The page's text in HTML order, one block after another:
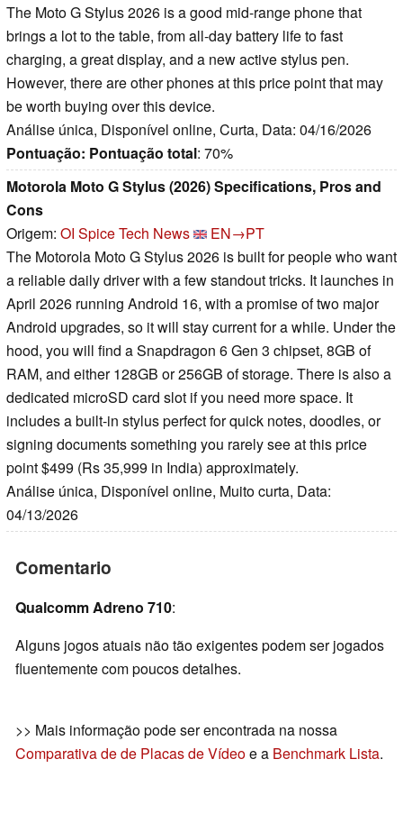
The Moto G Stylus 2026 is a good mid-range phone that
brings a lot to the table, from all-day battery life to fast
charging, a great display, and a new active stylus pen.
However, there are other phones at this price point that may
be worth buying over this device.
Análise única, Disponível online, Curta, Data: 04/16/2026
Pontuação: Pontuação total: 70%
Motorola Moto G Stylus (2026) Specifications, Pros and
Cons
Origem: OI Spice Tech News
EN→PT
The Motorola Moto G Stylus 2026 is built for people who want
a reliable daily driver with a few standout tricks. It launches in
April 2026 running Android 16, with a promise of two major
Android upgrades, so it will stay current for a while. Under the
hood, you will find a Snapdragon 6 Gen 3 chipset, 8GB of
RAM, and either 128GB or 256GB of storage. There is also a
dedicated microSD card slot if you need more space. It
includes a built-in stylus perfect for quick notes, doodles, or
signing documents something you rarely see at this price
point $499 (Rs 35,999 in India) approximately.
Análise única, Disponível online, Muito curta, Data:
04/13/2026
Comentario
Qualcomm Adreno 710:
Alguns jogos atuais não tão exigentes podem ser jogados
fluentemente com poucos detalhes.
>> Mais informação pode ser encontrada na nossa
Comparativa de de Placas de Vídeoe a Benchmark Lista.